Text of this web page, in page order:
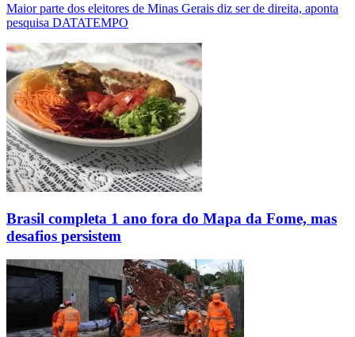
Maior parte dos eleitores de Minas Gerais diz ser de direita, aponta
pesquisa DATATEMPO
Brasil completa 1 ano fora do Mapa da Fome, mas
desafios persistem